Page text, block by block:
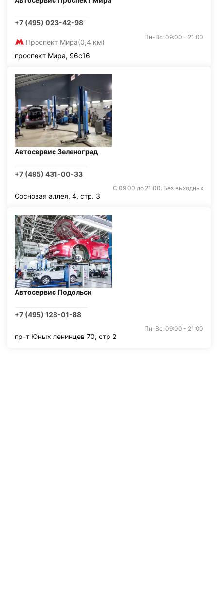
+7 (495) 023-42-98
Проспект Мира(0,4 км)
Пн-Вс: 09:00 - 21:00
проспект Мира, 96с16
Автосервис Зеленоград
+7 (495) 431-00-33
С 09:00 до 21:00. Без выходных
Сосновая аллея, 4, стр. 3
Автосервис Подольск
+7 (495) 128-01-88
Пн-Вс: 09:00 - 21:00
пр-т Юных ленинцев 70, стр 2